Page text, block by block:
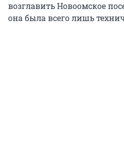
возглавить Новоомское
она была всего лишь